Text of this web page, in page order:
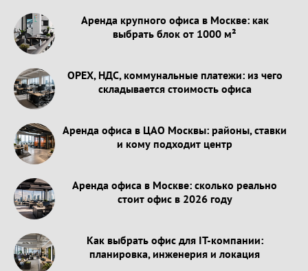
Аренда крупного офиса в Москве: как
выбрать блок от 1000 м²
OPEX, НДС, коммунальные платежи: из чего
складывается стоимость офиса
Аренда офиса в ЦАО Москвы: районы, ставки
и кому подходит центр
Аренда офиса в Москве: сколько реально
стоит офис в 2026 году
Как выбрать офис для IT-компании:
планировка, инженерия и локация